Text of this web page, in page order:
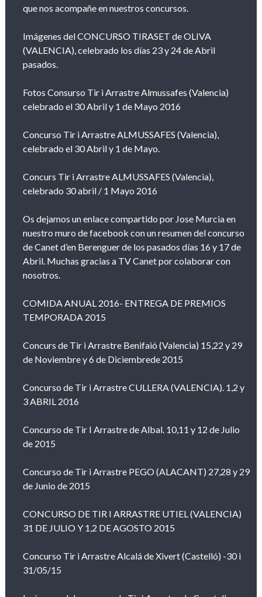
que nos acompañe en nuestros concursos.
Imágenes del CONCURSO TIRASET de OLIVA
(VALENCIA), celebrado los días 23 y 24 de Abril
pasados.
Fotos Consurso Tir i Arrastre Almussafes (Valencia)
celebrado el 30 Abril y 1 de Mayo 2016
Concurso Tir i Arrastre ALMUSSAFES (Valencia),
celebrado el 30 Abril y 1 de Mayo.
Concurs Tir i Arrastre ALMUSSAFES (Valencia),
celebrado 30 abril / 1 Mayo 2016
Os dejamos un enlace compartido por Jose Murcia en
nuestro muro de facebook con un resumen del concurso
de Canet d’en Berenguer de los pasados días 16 y 17 de
Abril. Muchas gracias a TV Canet por colaborar con
nosotros.
COMIDA ANUAL 2016- ENTREGA DE PREMIOS
TEMPORADA 2015
Concurs de Tir i Arrastre Benifaió (Valencia) 15,22 y 29
de Noviembre y 6 de Diciembrede 2015
Concurso de Tir i Arrastre CULLERA (VALENCIA). 1,2 y
3 ABRIL 2016
Concurso de Tir I Arrastre de Albal. 10,11 y 12 de Julio
de 2015
Concurso de Tir i Arrastre PEGO (ALACANT) 27,28 y 29
de Junio de 2015
CONCURSO DE TIR I ARRASTRE UTIEL (VALENCIA)
31 DE JULIO Y 1,2 DE AGOSTO 2015
Concurso Tir i Arrastre Alcalá de Xivert (Castelló) -30 i
31/05/15